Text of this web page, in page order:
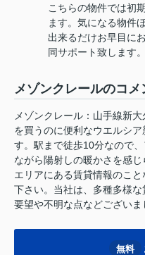
こちらの物件では初
ます。気になる物件
出来るだけお早目に
同サポート致します。
メゾンクレールのコ
メゾンクレール：山手線新
を買うのに便利なウエルシ
す。駅まで徒歩10分なので
ながら陽射しの暖かさを感
エリアにある賃貸情報のこ
下さい。当社は、多種多様
要望や不明な点などございま
無料